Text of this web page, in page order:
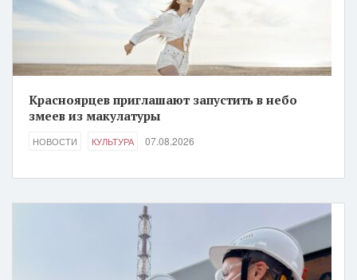
Красноярцев приглашают запустить в небо
змеев из макулатуры
НОВОСТИ КУЛЬТУРА 07.08.2026